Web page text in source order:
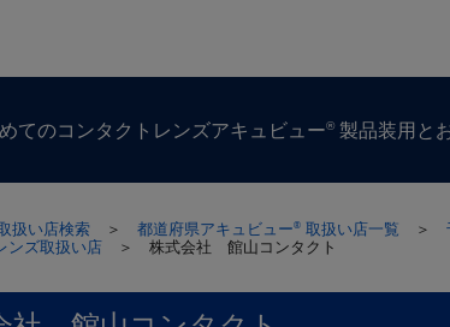
ての​コンタクトレンズアキュビュー® 製品装用と
扱い店検索 ＞ 都道府県アキュビュー® 取扱い店一覧 ＞
ンズ取扱い店 ＞ 株式会社 館山コンタクト